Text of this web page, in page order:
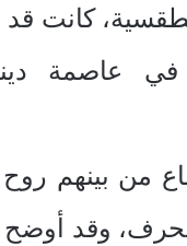
كانت
في عاصمة
من بينهم
وقد